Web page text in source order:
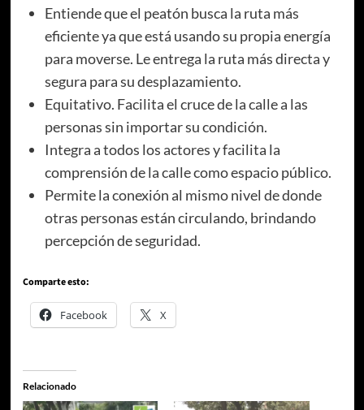
Entiende que el peatón busca la ruta más
eficiente ya que está usando su propia energía
para moverse. Le entrega la ruta más directa y
segura para su desplazamiento.
Equitativo. Facilita el cruce de la calle a las
personas sin importar su condición.
Integra a todos los actores y facilita la
comprensión de la calle como espacio público.
Permite la conexión al mismo nivel de donde
otras personas están circulando, brindando
percepción de seguridad.
Comparte esto:
Facebook X
Relacionado